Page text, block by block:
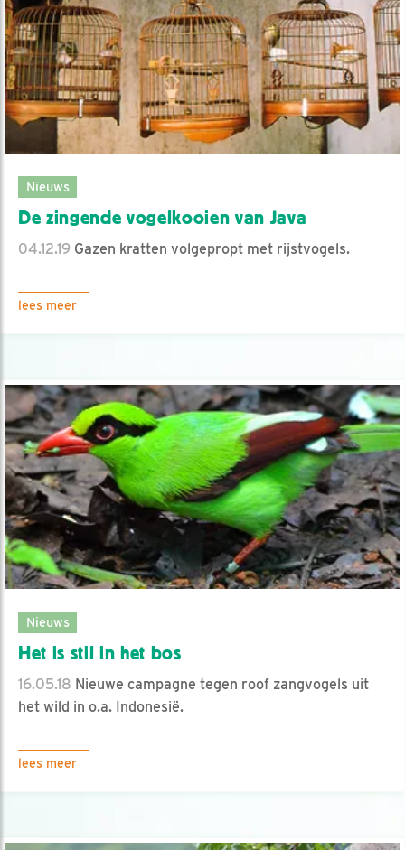
Nieuws
De zingende vogelkooien van Java
04.12.19 Gazen kratten volgepropt met rijstvogels.
lees meer
Nieuws
Het is stil in het bos
16.05.18 Nieuwe campagne tegen roof zangvogels uit
het wild in o.a. Indonesië.
lees meer